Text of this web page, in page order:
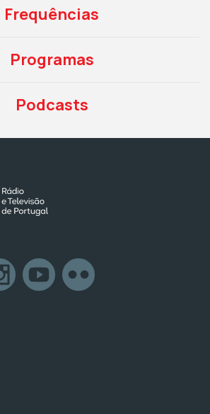
Frequências
Programas
Podcasts